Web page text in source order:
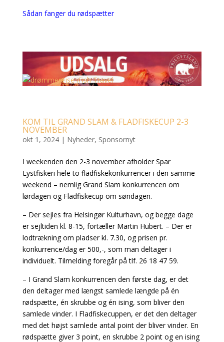
Sådan fanger du rødspætter
KOM TIL GRAND SLAM & FLADFISKECUP 2-3
NOVEMBER
okt 1, 2024| Nyheder, Sponsornyt
I weekenden den 2-3 november afholder Spar
Lystfiskeri hele to fladfiskekonkurrencer i den samme
weekend – nemlig Grand Slam konkurrencen om
lørdagen og Fladfiskecup om søndagen.
– Der sejles fra Helsingør Kulturhavn, og begge dage
er sejltiden kl. 8-15, fortæller Martin Hubert. – Der er
lodtrækning om pladser kl. 7.30, og prisen pr.
konkurrence/dag er 500,-, som man deltager i
individuelt. Tilmelding foregår på tlf. 26 18 47 59.
– I Grand Slam konkurrencen den første dag, er det
den deltager med længst samlede længde på én
rødspætte, én skrubbe og én ising, som bliver den
samlede vinder. I Fladfiskecuppen, er det den deltager
med det højst samlede antal point der bliver vinder. En
rødspætte giver 3 point, en skrubbe 2 point og en ising